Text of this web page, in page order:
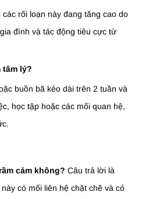
rối loạn này đang tăng cao do
đình và tác động tiêu cực từ
tâm lý?
buồn bã kéo dài trên 2 tuần và
học tập hoặc các mối quan hệ,
cảm không? Câu trả lời là
có mối liên hệ chặt chẽ và có